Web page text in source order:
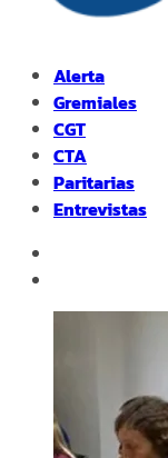
Alerta
Gremiales
CGT
CTA
Paritarias
Entrevistas